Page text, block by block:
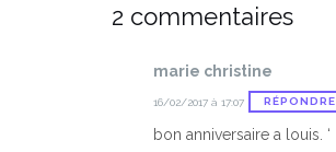
2 commentaires
marie christine
16/02/2017 à 17:07 RÉPONDRE
bon anniversaire a louis. ‘